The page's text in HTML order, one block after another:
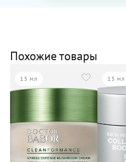
Похожие товары
15 мл 15 мл